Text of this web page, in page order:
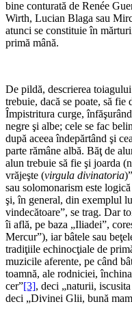
bine conturată de Renée
Wirth, Lucian Blaga sau
atunci se constituie în
primă mână.
De pildă, descrierea
trebuie, dacă se poate, să
Împistritura curge,
negre şi albe; cele se fac
după aceea îndepărtând şi
parte rămâne albă. Băţ de
alun trebuie să fie şi joarda
vrăjeşte (virgula divinatoria
sau solomonarism este
şi, în general, din exemplul
vindecătoare”, se trag. Dar
îi află, pe baza „Iliadei”,
Mercur”), iar bâtele sau
tradiţiile echinocţiale de
muzicile aferente, pe când
toamnă, ale rodniciei,
cer”[3], deci „naturii,
deci „Divinei Glii, bună